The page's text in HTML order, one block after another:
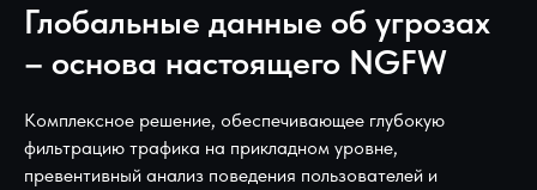
Глобальные данные об угрозах
– основа настоящего NGFW
Комплексное решение, обеспечивающее глубокую
фильтрацию трафика на прикладном уровне,
превентивный анализ поведения пользователей и